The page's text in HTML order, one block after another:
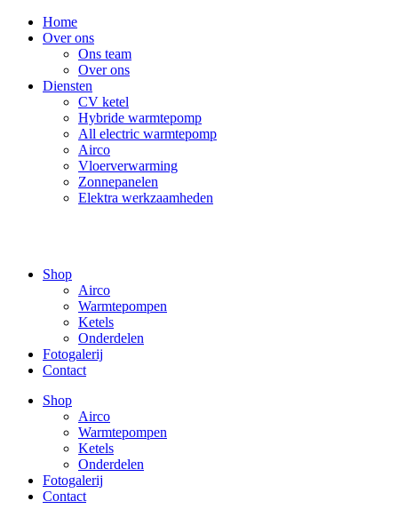
Home
Over ons
Ons team
Over ons
Diensten
CV ketel
Hybride warmtepomp
All electric warmtepomp
Airco
Vloerverwarming
Zonnepanelen
Elektra werkzaamheden
Shop
Airco
Warmtepompen
Ketels
Onderdelen
Fotogalerij
Contact
Shop
Airco
Warmtepompen
Ketels
Onderdelen
Fotogalerij
Contact